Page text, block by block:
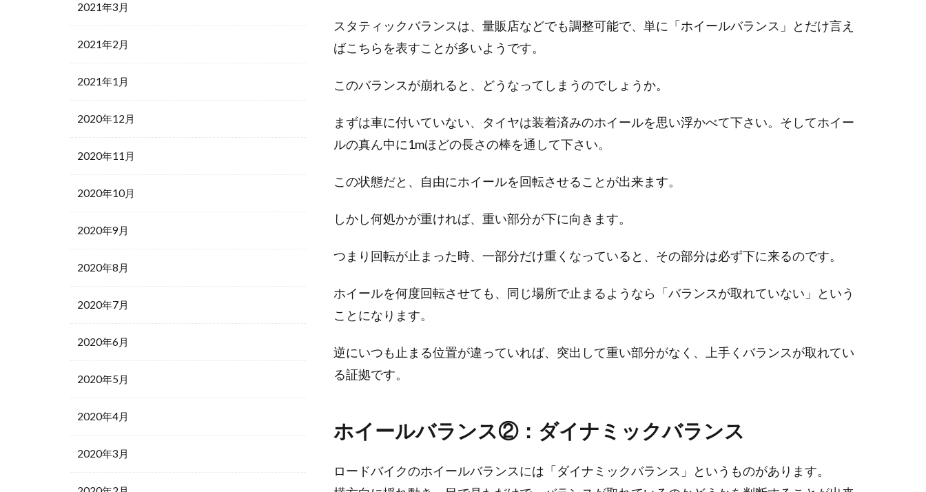
スタティックバランスは、量販店などでも調整可能で、単に「ホイールバランス」とだけ言え
ばこちらを表すことが多いようです。
このバランスが崩れると、どうなってしまうのでしょうか。
まずは車に付いていない、タイヤは装着済みのホイールを思い浮かべて下さい。そしてホイー
ルの真ん中に1mほどの長さの棒を通して下さい。
この状態だと、自由にホイールを回転させることが出来ます。
しかし何処かが重ければ、重い部分が下に向きます。
つまり回転が止まった時、一部分だけ重くなっていると、その部分は必ず下に来るのです。
ホイールを何度回転させても、同じ場所で止まるようなら「バランスが取れていない」という
ことになります。
逆にいつも止まる位置が違っていれば、突出して重い部分がなく、上手くバランスが取れてい
る証拠です。
ホイールバランス②：ダイナミックバランス
ロードバイクのホイールバランスには「ダイナミックバランス」というものがあります。
2021年3月
2021年2月
2021年1月
2020年12月
2020年11月
2020年10月
2020年9月
2020年8月
2020年7月
2020年6月
2020年5月
2020年4月
2020年3月